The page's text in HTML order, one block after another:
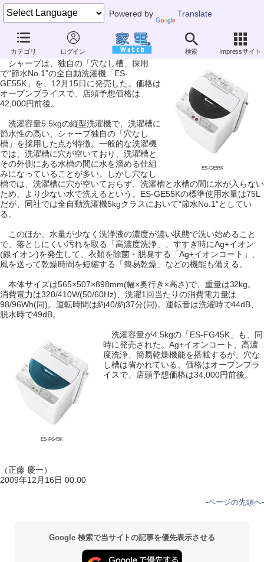
Powered by Translate
カテゴリ ログイン 検索 Impressサイト
シャープ、穴なし槽採用で“節水No.1”の洗濯機
ES-GE55K
シャープは、独自の「穴なし槽」採用
で“節水No.1”の全自動洗濯機「ES-
GE55K」を、12月15日に発売した。価格は
オープンプライスで、店頭予想価格は
42,000円前後。
洗濯容量5.5kgの縦型洗濯機で、洗濯槽に
節水性の高い、シャープ独自の「穴なし
槽」を採用した点が特徴。一般的な洗濯機
では、洗濯槽に穴が空いており、洗濯槽と
その外側にある水槽の間に水を溜める仕組
みになっていることが多い。しかし穴なし
槽では、洗濯槽に穴が空いておらず、洗濯槽と水槽の間に水が入らない
ため、より少ない水で洗えるという。ES-GE55Kの標準使用水量は75L
だが、同社では全自動洗濯機5kgクラスにおいて“節水No.1”としてい
る。
このほか、水量が少なく洗浄液の濃度が濃い状態で洗い始めること
で、落としにくい汚れを取る「高濃度洗浄」、すすぎ時にAg+イオン
(銀イオン)を発生して、衣類を除菌・脱臭する「Ag+イオンコート」、
風を送って乾燥時間を短縮する「簡易乾燥」などの機能も備える。
本体サイズは565×507×898mm(幅×奥行き×高さ)で、重量は32kg。
消費電力は320/410W(50/60Hz)、洗濯1回当たりの消費電力量は
98/96Wh(同)。運転時間は約40/約37分(同)。運転音は洗濯時で44dB、
脱水時で49dB。
ES-FG45K
洗濯容量が4.5kgの「ES-FG45K」も、同
時に発売された。Ag+イオンコート、高濃
度洗浄、簡易乾燥機能を搭載するが、穴な
し槽は省かれている。価格はオープンプラ
イスで、店頭予想価格は34,000円前後。
（正藤 慶一）
2009年12月16日 00:00
-ページの先頭へ-
Google 検索で当サイトの記事を優先表示させる